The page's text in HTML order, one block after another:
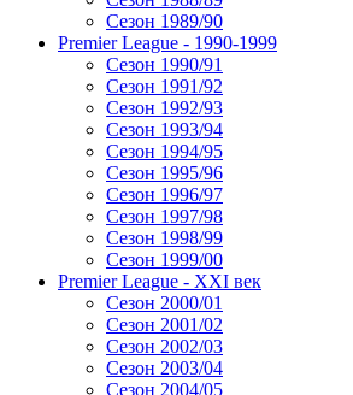
Сезон 1989/90
Premier League - 1990-1999
Сезон 1990/91
Сезон 1991/92
Сезон 1992/93
Сезон 1993/94
Сезон 1994/95
Сезон 1995/96
Сезон 1996/97
Сезон 1997/98
Сезон 1998/99
Сезон 1999/00
Premier League - XXI век
Сезон 2000/01
Сезон 2001/02
Сезон 2002/03
Сезон 2003/04
Сезон 2004/05